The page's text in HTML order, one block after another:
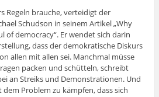
Regeln brauche, verteidigt der
Schudson in seinem Artikel „Why
of democracy“. Er wendet sich darin
dass der demokratische Diskurs
allen mit allen sei. Manchmal müsse
packen und schütteln, schreibt
an Streiks und Demonstrationen. Und
Problem zu kämpfen, dass sich